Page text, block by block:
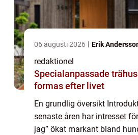
06 augusti 2026 Erik
redaktionel
Specialanpassade
formas efter livet
En grundlig översikt
senaste åren har intresset
jag” ökat markant bland